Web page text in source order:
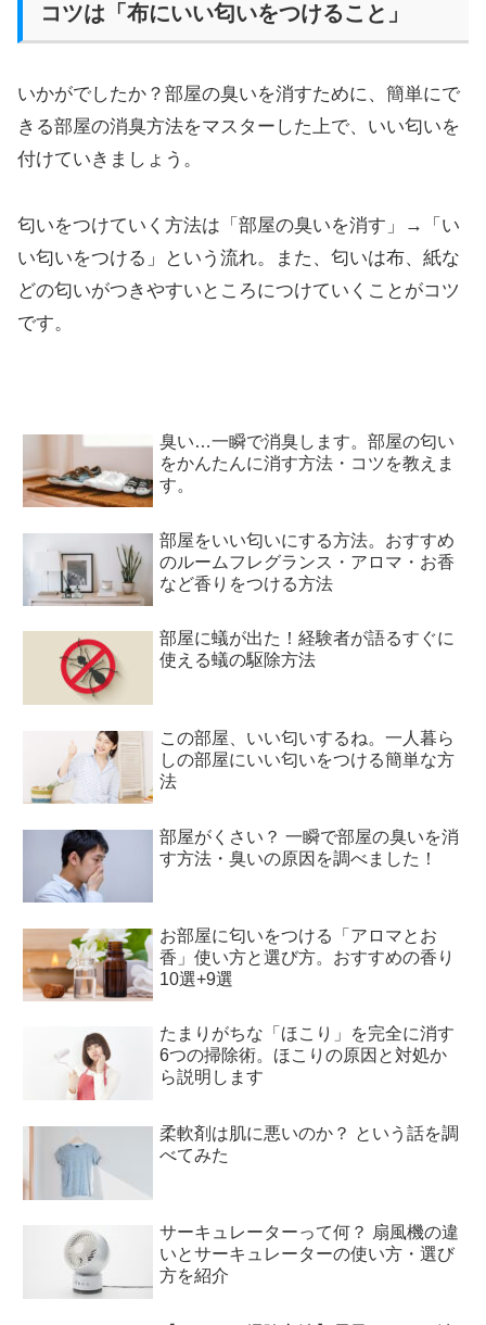
コツは「布にいい匂いをつけること」
いかがでしたか？部屋の臭いを消すために、簡単にで
きる部屋の消臭方法をマスターした上で、いい匂いを
付けていきましょう。
匂いをつけていく方法は「部屋の臭いを消す」→「い
い匂いをつける」という流れ。また、匂いは布、紙な
どの匂いがつきやすいところにつけていくことがコツ
です。
臭い…一瞬で消臭します。部屋の匂い
をかんたんに消す方法・コツを教えま
す。
部屋をいい匂いにする方法。おすすめ
のルームフレグランス・アロマ・お香
など香りをつける方法
部屋に蟻が出た！経験者が語るすぐに
使える蟻の駆除方法
この部屋、いい匂いするね。一人暮ら
しの部屋にいい匂いをつける簡単な方
法
部屋がくさい？ 一瞬で部屋の臭いを消
す方法・臭いの原因を調べました！
お部屋に匂いをつける「アロマとお
香」使い方と選び方。おすすめの香り
10選+9選
たまりがちな「ほこり」を完全に消す
6つの掃除術。ほこりの原因と対処か
ら説明します
柔軟剤は肌に悪いのか？ という話を調
べてみた
サーキュレーターって何？ 扇風機の違
いとサーキュレーターの使い方・選び
方を紹介